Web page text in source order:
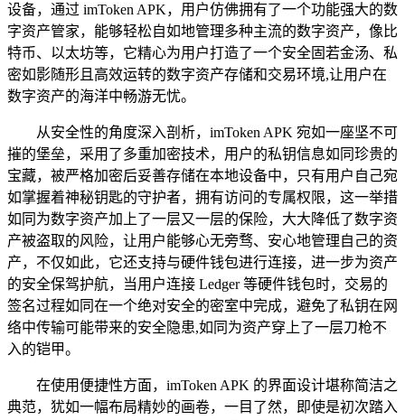
设备，通过 imToken APK，用户仿佛拥有了一个功能强大的数
字资产管家，能够轻松自如地管理多种主流的数字资产，像比
特币、以太坊等，它精心为用户打造了一个安全固若金汤、私
密如影随形且高效运转的数字资产存储和交易环境,让用户在
数字资产的海洋中畅游无忧。
从安全性的角度深入剖析，imToken APK 宛如一座坚不可
摧的堡垒，采用了多重加密技术，用户的私钥信息如同珍贵的
宝藏，被严格加密后妥善存储在本地设备中，只有用户自己宛
如掌握着神秘钥匙的守护者，拥有访问的专属权限，这一举措
如同为数字资产加上了一层又一层的保险，大大降低了数字资
产被盗取的风险，让用户能够心无旁骛、安心地管理自己的资
产，不仅如此，它还支持与硬件钱包进行连接，进一步为资产
的安全保驾护航，当用户连接 Ledger 等硬件钱包时，交易的
签名过程如同在一个绝对安全的密室中完成，避免了私钥在网
络中传输可能带来的安全隐患,如同为资产穿上了一层刀枪不
入的铠甲。
在使用便捷性方面，imToken APK 的界面设计堪称简洁之
典范，犹如一幅布局精妙的画卷，一目了然，即使是初次踏入